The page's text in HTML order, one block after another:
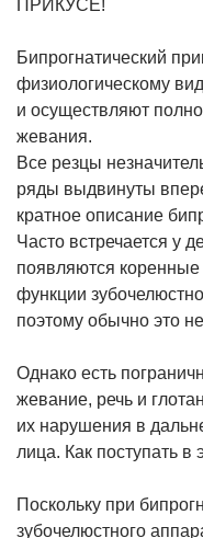
ПРИКУСЕ!
Бипрогнатический
физиологическому
и осуществляют
жевания.
Все резцы
ряды выдвинуты
кратное описание
Часто встречается у
появляются
функции
поэтому обычно это не
Однако есть
жевание, речь и
их нарушения в
лица. Как поступать в
Поскольку при
зубочелюстного